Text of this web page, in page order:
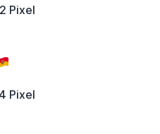
Pixel
Pixel